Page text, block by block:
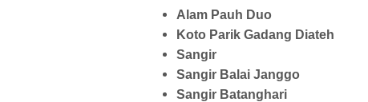
Alam Pauh Duo
Koto Parik Gadang Diateh
Sangir
Sangir Balai Janggo
Sangir Batanghari